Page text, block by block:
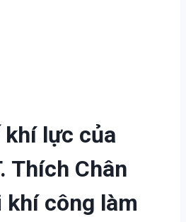
khí lực của
Thích Chân
khí công làm